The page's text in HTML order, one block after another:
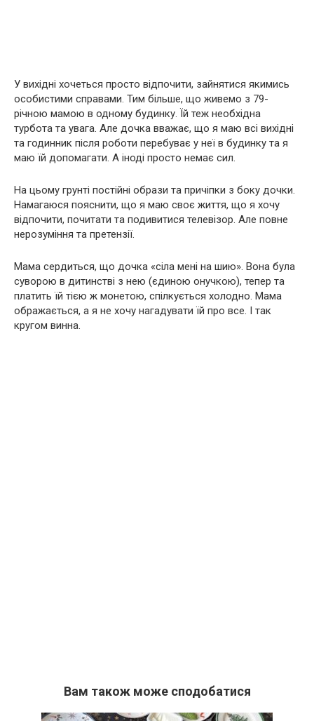
У вихідні хочеться просто відпочити, зайнятися якимись
особистими справами. Тим більше, що живемо з 79-
річною мамою в одному будинку. Їй теж необхідна
турбота та увага. Але дочка вважає, що я маю всі вихідні
та годинник після роботи перебуває у неї в будинку та я
маю їй допомагати. А іноді просто немає сил.
На цьому грунті постійні образи та причіпки з боку дочки.
Намагаюся пояснити, що я маю своє життя, що я хочу
відпочити, почитати та подивитися телевізор. Але повне
нерозуміння та претензії.
Мама сердиться, що дочка «сіла мені на шию». Вона була
суворою в дитинстві з нею (єдиною онучкою), тепер та
платить їй тією ж монетою, спілкується холодно. Мама
ображається, а я не хочу нагадувати їй про все. І так
кругом винна.
Вам також може сподобатися